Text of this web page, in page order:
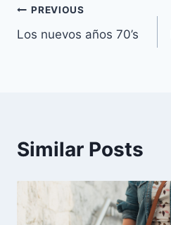
Navegación
de
PREVIOUS
Los nuevos años 70’s
Similar Posts